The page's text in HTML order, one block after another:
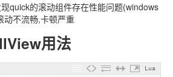
quick的滚动组件存在性能问题(windows
动不流畅,卡顿严重
用法
Lua